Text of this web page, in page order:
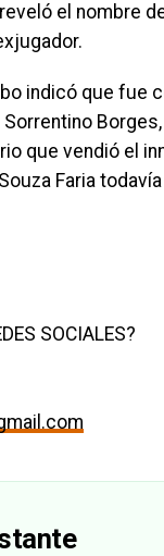
el nombre
indicó que fue
Sorrentino
que vendió el
Faria
SOCIALES?